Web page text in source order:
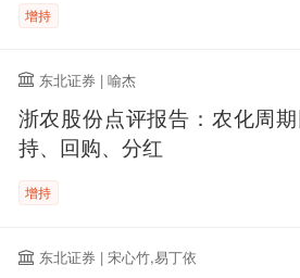
增持
东北证券 | 喻杰
浙农股份点评报告：农化周
持、回购、分红
增持
东北证券 | 宋心竹,易丁依